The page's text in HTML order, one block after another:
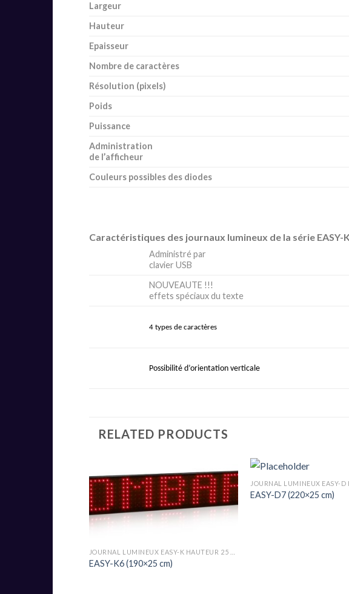
Largeur
Hauteur
Epaisseur
Nombre de caractères
Résolution (pixels)
Poids
Puissance
Administration
de l’afficheur
Couleurs possibles des diodes
Caractéristiques des journaux lumineux de la série EASY-
Administré par
clavier USB
NOUVEAUTE !!!
effets spéciaux du texte
4 types decaractères
Possibilité d’orientation verticale
RELATED PRODUCTS
EASY-K6 (190×25 cm)
EASY-D7 (220×25 cm)